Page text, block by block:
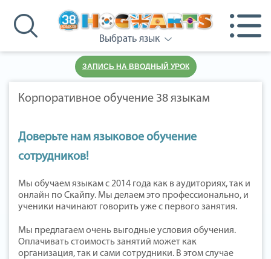
Выбрать язык
ЗАПИСЬ НА ВВОДНЫЙ УРОК
Корпоративное обучение 38 языкам
Доверьте нам языковое обучение
сотрудников!
Мы обучаем языкам с 2014 года как в аудиториях, так и
онлайн по Скайпу. Мы делаем это профессионально, и
ученики начинают говорить уже с первого занятия.
Мы предлагаем очень выгодные условия обучения.
Оплачивать стоимость занятий может как
организация, так и сами сотрудники. В этом случае